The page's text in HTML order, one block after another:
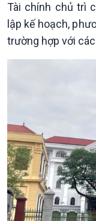
Kinh tế
Tin Kinh tế
Trước giờ mở cửa
Dòng chảy Kinh tế
Sức sống hàng Việt
Khởi nghiệp
Tuyên chiến với
Tài chính chủ trì
lập kế hoạch,
trường hợp với